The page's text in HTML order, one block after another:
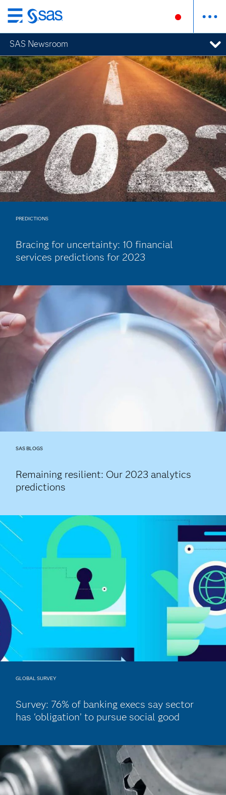
Skip
to
main
content
SAS Newsroom
ニュースルーム
PREDICTIONS
Bracing for uncertainty: 10 financial
services predictions for 2023
SAS BLOGS
Remaining resilient: Our 2023 analytics
predictions
GLOBAL SURVEY
Survey: 76% of banking execs say sector
has ‘obligation’ to pursue social good